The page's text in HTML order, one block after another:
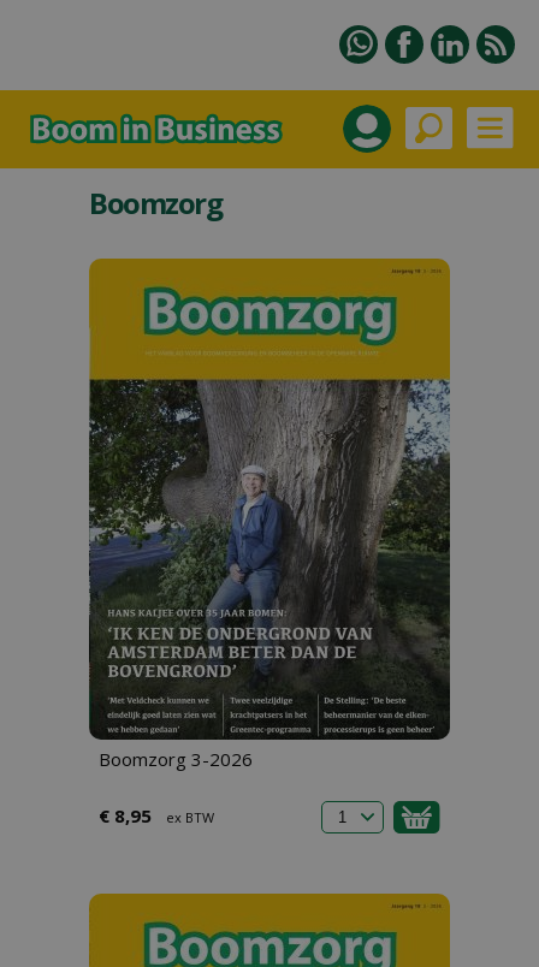
Boomzorg
Boomzorg 3-2026
€ 8,95 ex BTW